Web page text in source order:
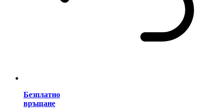
Безплатно
връщане